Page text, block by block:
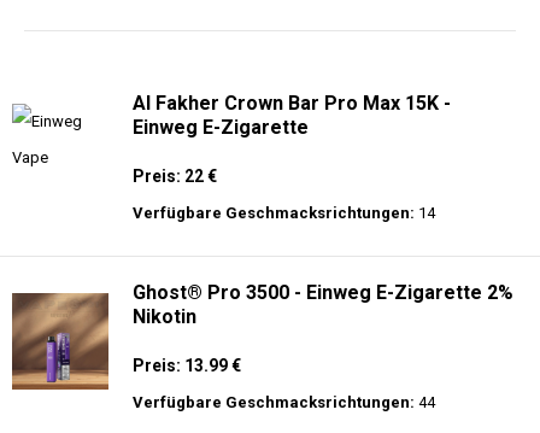
Al Fakher Crown Bar Pro Max 15K -
Einweg E-Zigarette
Preis: 22 €
Verfügbare Geschmacksrichtungen: 14
Ghost® Pro 3500 - Einweg E-Zigarette 2%
Nikotin
Preis: 13.99 €
Verfügbare Geschmacksrichtungen: 44